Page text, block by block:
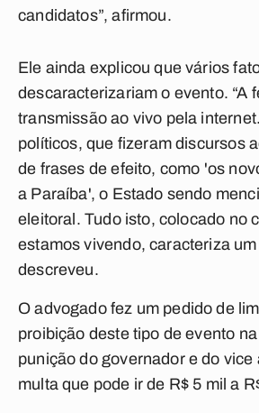
candidatos”, afirmou.
Ele ainda explicou que vários
descaracterizariam o evento. “A
transmissão ao vivo pela
políticos, que fizeram discursos
de frases de efeito, como 'os
a Paraíba', o Estado sendo
eleitoral. Tudo isto, colocado no
estamos vivendo, caracteriza um
descreveu.
O advogado fez um pedido de
proibição deste tipo de evento
punição do governador e do vice
multa que pode ir de R$ 5 mil a